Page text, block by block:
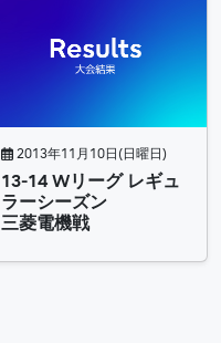
2013年11月10日(日曜日)
13-14 Wリーグ レギュ
ラーシーズン
三菱電機戦